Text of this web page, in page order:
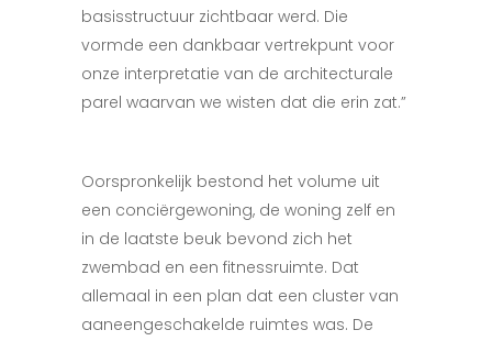
basisstructuur zichtbaar werd. Die
vormde een dankbaar vertrekpunt voor
onze interpretatie van de architecturale
parel waarvan we wisten dat die erin zat.”
Oorspronkelijk bestond het volume uit
een conciërgewoning, de woning zelf en
in de laatste beuk bevond zich het
zwembad en een fitnessruimte. Dat
allemaal in een plan dat een cluster van
aaneengeschakelde ruimtes was. De